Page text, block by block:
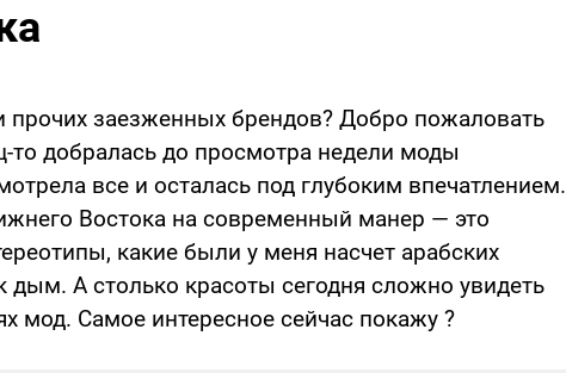
прочих заезженных брендов? Добро пожаловать
то добралась до просмотра недели моды
все и осталась под глубоким впечатлением.
Востока на современный манер — это
какие были у меня насчет арабских
дым. А столько красоты сегодня сложно увидеть
мод. Самое интересное сейчас покажу ?